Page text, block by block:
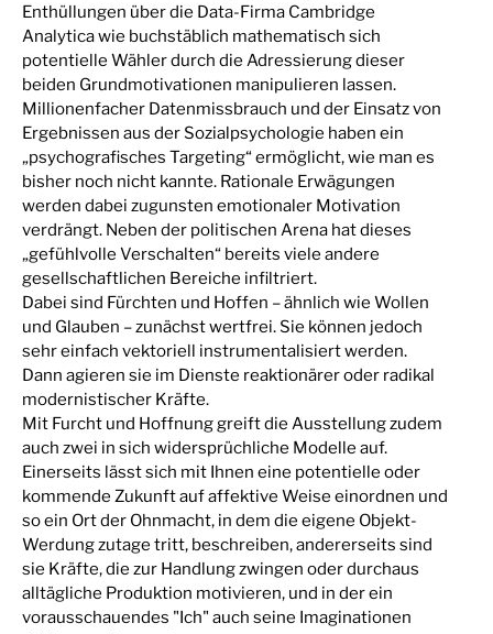
Enthüllungen über die Data-Firma Cambridge
Analytica wie buchstäblich mathematisch sich
potentielle Wähler durch die Adressierung dieser
beiden Grundmotivationen manipulieren lassen.
Millionenfacher Datenmissbrauch und der Einsatz von
Ergebnissen aus der Sozialpsychologie haben ein
„psychografisches Targeting“ ermöglicht, wie man es
bisher noch nicht kannte. Rationale Erwägungen
werden dabei zugunsten emotionaler Motivation
verdrängt. Neben der politischen Arena hat dieses
„gefühlvolle Verschalten“ bereits viele andere
gesellschaftlichen Bereiche infiltriert.
Dabei sind Fürchten und Hoffen – ähnlich wie Wollen
und Glauben – zunächst wertfrei. Sie können jedoch
sehr einfach vektoriell instrumentalisiert werden.
Dann agieren sie im Dienste reaktionärer oder radikal
modernistischer Kräfte.
Mit Furcht und Hoffnung greift die Ausstellung zudem
auch zwei in sich widersprüchliche Modelle auf.
Einerseits lässt sich mit Ihnen eine potentielle oder
kommende Zukunft auf affektive Weise einordnen und
so ein Ort der Ohnmacht, in dem die eigene Objekt-
Werdung zutage tritt, beschreiben, andererseits sind
sie Kräfte, die zur Handlung zwingen oder durchaus
alltägliche Produktion motivieren, und in der ein
vorausschauendes "Ich" auch seine Imaginationen